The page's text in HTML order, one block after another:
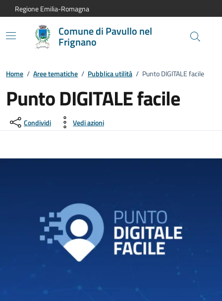
Vai al contenuto principale
Vai alla navigazione del sito
Vai al piede di pagina
Regione Emilia-Romagna
Comune di Pavullo nel
Frignano
Home / Aree tematiche / Pubblica utilità / Punto DIGITALE facile
Punto DIGITALE facile
Condividi Vedi azioni